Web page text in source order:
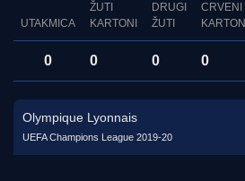
UTAKMICA
ŽUTI
KARTONI
DRUGI
ŽUTI
CRVENI
KARTON
0 0 0 0
Olympique Lyonnais
UEFA Champions League 2019-20